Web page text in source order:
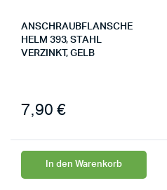
ANSCHRAUBFLANSCHE
HELM 393, STAHL
VERZINKT, GELB
7,90 €
In den Warenkorb